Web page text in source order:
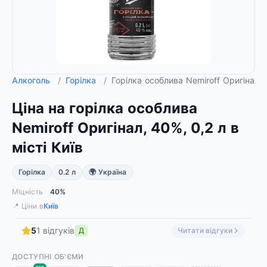
Алкоголь / Горілка / Горілка особлива Nemiroff Оригінал,
Ціна на горілка особлива
Nemiroff Оригінал, 40%, 0,2 л в
місті Київ
Горілка 0.2 л 🌍 Україна
Міцність
40%
📍 Ціни вКиїв
51 відгуків Д Читати відгуки
ДОСТУПНІ ОБ'ЄМИ